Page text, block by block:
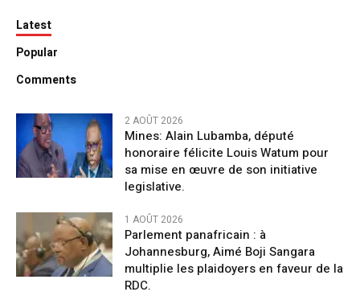
Latest
Popular
Comments
2 AOÛT 2026
Mines: Alain Lubamba, député
honoraire félicite Louis Watum pour
sa mise en œuvre de son initiative
legislative.
1 AOÛT 2026
Parlement panafricain : à
Johannesburg, Aimé Boji Sangara
multiplie les plaidoyers en faveur de la
RDC.